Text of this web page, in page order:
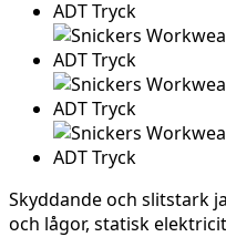
Skyddande och slitstark
och lågor, statisk